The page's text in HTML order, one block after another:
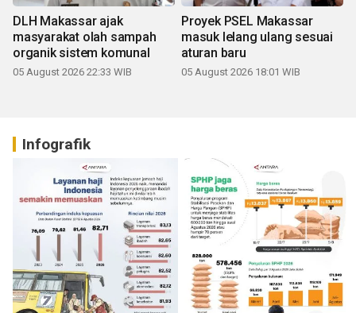
DLH Makassar ajak
masyarakat olah sampah
organik sistem komunal
05 August 2026 22:33 WIB
Proyek PSEL Makassar
masuk lelang ulang sesuai
aturan baru
05 August 2026 18:01 WIB
Infografik